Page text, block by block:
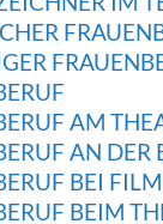
AM
AN DER
BEI
BEIM